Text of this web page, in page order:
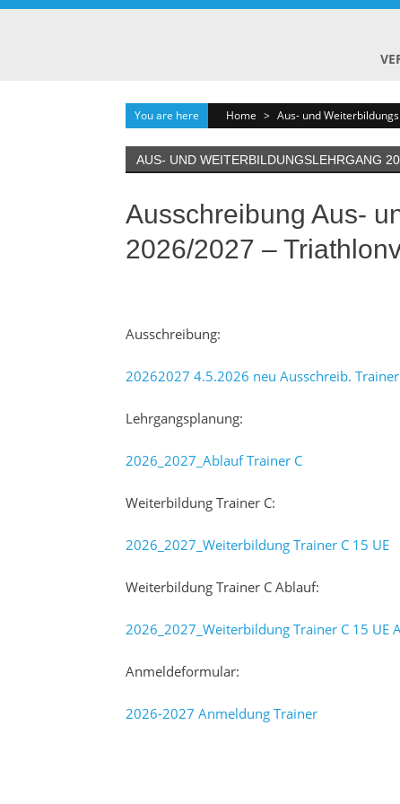
Skip
You are here Home > Aus- und
AUS- UND WEITERBILDUNGSLEHRGANG
Ausschreibung Aus-
2026/2027 –
Ausschreibung:
20262027 4.5.2026 neu Ausschreib. Trainer
Lehrgangsplanung:
2026_2027_Ablauf Trainer C
Weiterbildung Trainer C:
2026_2027_Weiterbildung Trainer C 15 UE
Weiterbildung Trainer C Ablauf:
2026_2027_Weiterbildung Trainer C 15 UE
Anmeldeformular:
2026-2027 Anmeldung Trainer